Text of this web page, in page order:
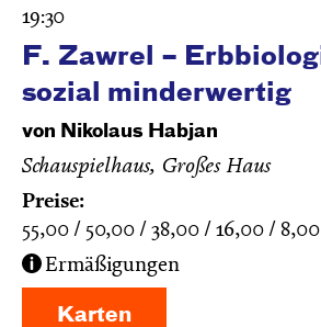
19:30
F. Zawrel –
sozial minderwertig
von Nikolaus Habjan
Schauspielhaus, Großes Haus
Preise:
55,00
50,00 38,00 16,00 8,00
Ermäßigungen
Karten